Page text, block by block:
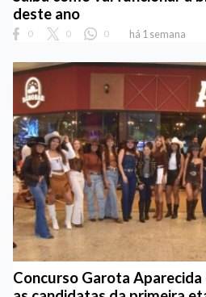
deste ano
0 0 0 há 1 semana
Concurso Garota